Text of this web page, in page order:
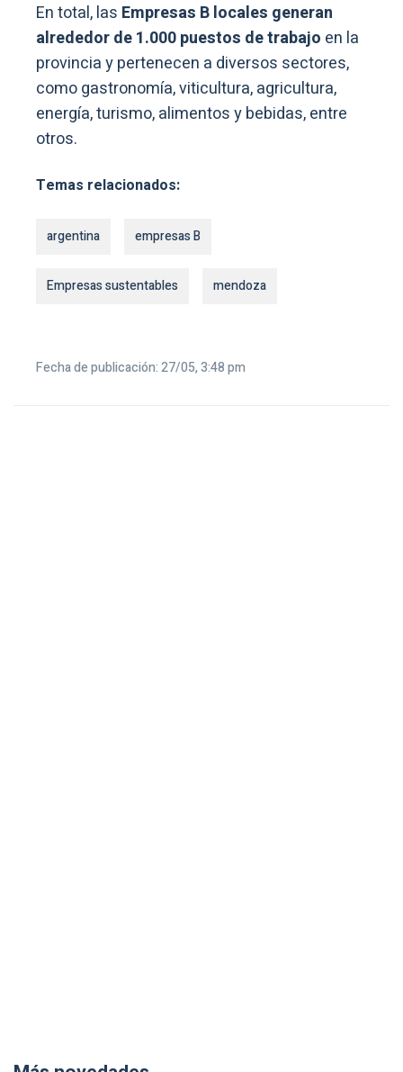
En total, las Empresas B locales generan
alrededor de 1.000 puestos de trabajo en la
provincia y pertenecen a diversos sectores,
como gastronomía, viticultura, agricultura,
energía, turismo, alimentos y bebidas, entre
otros.
Temas relacionados:
argentina empresas B
Empresas sustentables mendoza
Fecha de publicación: 27/05, 3:48 pm